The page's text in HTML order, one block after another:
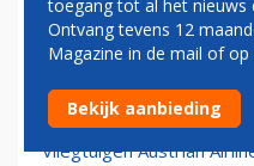
AUSTRIAN
Lufthansa Group kleedt
17-04-2020 - 09:09
Vliegtuigen Austrian
toegang tot al het nieuws
Ontvang tevens 12
Magazine in de mail of op
Bekijk aanbieding